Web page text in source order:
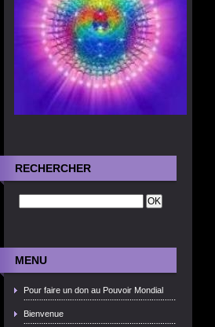
RECHERCHER
MENU
Pour faire un don au Pouvoir Mondial
Bienvenue